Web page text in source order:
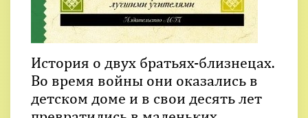
История о двух братьях-близнецах.
Во время войны они оказались в
детском доме и в свои десять лет